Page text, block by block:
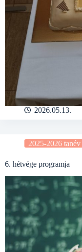
2026.05.13.
2025-2026 tanév
6. hétvége programja